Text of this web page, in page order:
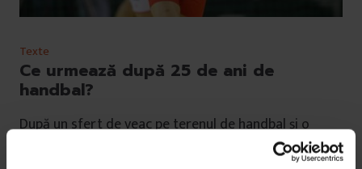
Texte
Ce urmează după 25 de ani de
handbal?
După un sfert de veac pe terenul de handbal și o
carieră plină de recorduri, Aurelia Brădeanu privește